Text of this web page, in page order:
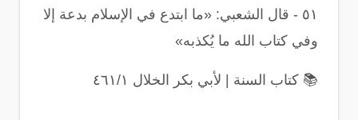
٥١ - قال الشعبي: «ما ابتدع في الإسلام بدعة إلا
وفي كتاب الله ما يُكذبه»
📚 كتاب السنة | لأبي بكر الخلال ٤٦١/١